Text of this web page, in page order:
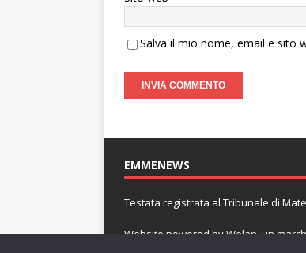
Salva il mio nome, email e sito
EMMENEWS
Testata registrata al Tribunale di
Website powered byWelan , un